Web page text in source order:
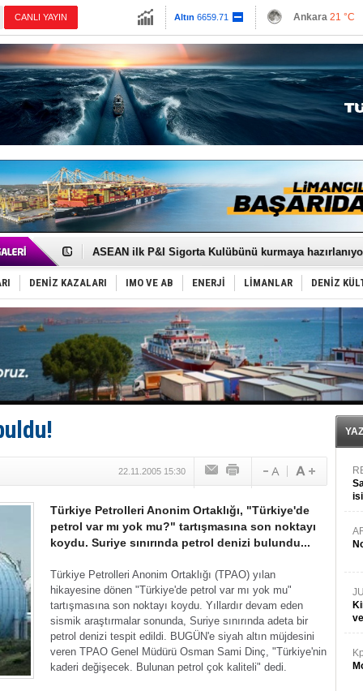
CANLI YAYIN
Altın 6659.71
Euro55.1258
Ankara 21 °C
Antalya26 °C
Muğla 20 °C
Çanakkale 23
D-Marin, Avrupa'nın tekne fuarlarına çıkarma yapacak
ASEAN ilk P&I Sigorta Kulübünü kurmaya
TAYK - Eker Olympos Regatta'da ilk start!
İstanbul ve Çanakkale: 6 ayda 40.000 gemi
TEKNOFEST ‘Mavi Vatan’ ziyaretçi kayıtları başladı!
Tersane işçilerinin direnişi, kazanımla sonuçlandı
İngiliz aktivistler, gemide mahsur kaldı!
FESCO, Karadeniz'de yeni sevkiyat taleplerini
DESE, BIMCO’ya katıldı
GİMBİRDER gemi inşa yan sanayinin sorunlarını
35 milyon TL'lik tekne projesinde karar çıktı
İnsansız cankurtaran ihalesini BlueForge kazandı
Anadolu Tersanesi EYDEP’te A sertifikası alan ilk
DENİZ KAZALARI IMO VE AB ENERJİ LİMANLAR DENİZ
22.11.2005 15:30
Türkiye Petrolleri Anonim Ortaklığı, "Türkiye'de
petrol var mı yok mu?" tartışmasına son noktayı
koydu. Suriye sınırında petrol denizi bulundu...
Türkiye Petrolleri Anonim Ortaklığı (TPAO) yılan
hikayesine dönen "Türkiye'de petrol var mı yok mu"
tartışmasına son noktayı koydu. Yıllardır devam eden
sismik araştırmalar sonunda, Suriye sınırında adeta bir
petrol denizi tespit edildi. BUGÜN'e siyah altın müjdesini
veren TPAO Genel Müdürü Osman Sami Dinç, "Türkiye'nin
kaderi değişecek. Bulunan petrol çok kaliteli" dedi.